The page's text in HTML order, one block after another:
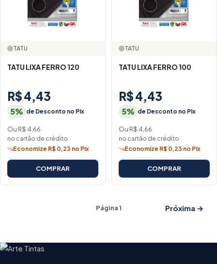
TATU
TATU LIXA FERRO 120
R$ 4,43
5% de Desconto no Pix
Ou R$ 4,66
no cartão de crédito
Economize R$ 0,23 no Pix
COMPRAR
TATU
TATU LIXA FERRO 100
R$ 4,43
5% de Desconto no Pix
Ou R$ 4,66
no cartão de crédito
Economize R$ 0,23 no Pix
COMPRAR
Página 1 Próxima →